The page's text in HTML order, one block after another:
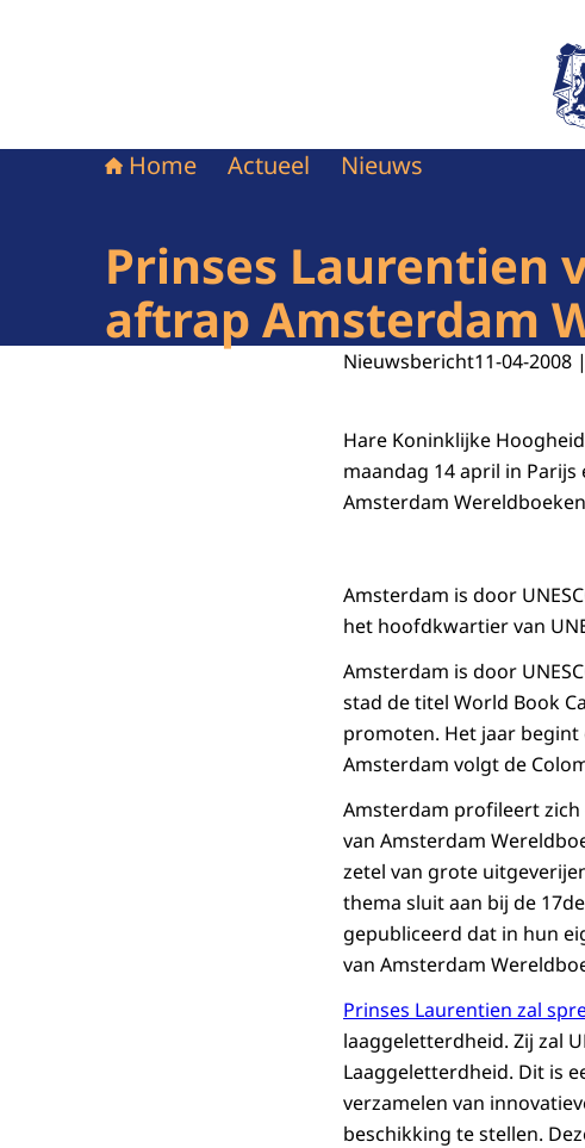
Home Actueel Nieuws
Prinses Laurentien
aftrap Amsterdam
Nieuwsbericht11-04-2008
Hare Koninklijke
maandag 14 april in
Amsterdam
Amsterdam is door
het hoofdkwartier van
Amsterdam is door
stad de titel World Book
promoten. Het jaar begint
Amsterdam volgt de
Amsterdam profileert
van Amsterdam
zetel van grote
thema sluit aan bij de
gepubliceerd dat in hun
van Amsterdam
Prinses Laurentien zal
laaggeletterdheid. Zij zal
Laaggeletterdheid. Dit is
verzamelen van
beschikking te stellen.